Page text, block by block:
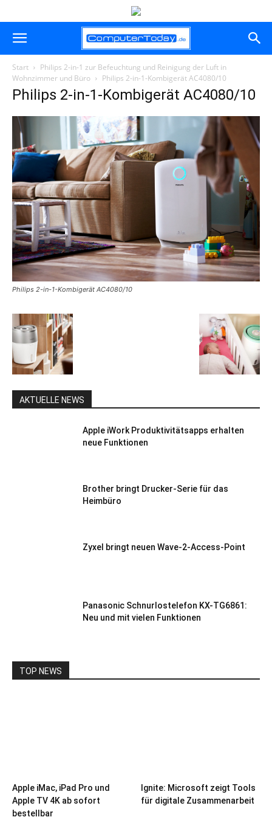
Start
Philips 2-in-1 zur Befeuchtung und Reinigung der Luft in
Wohnzimmer und Büro
Philips 2-in-1-Kombigerät AC4080/10
Philips 2-in-1-Kombigerät AC4080/10
Philips 2-in-1-Kombigerät AC4080/10
AKTUELLE NEWS
Apple iWork Produktivitätsapps erhalten
neue Funktionen
Brother bringt Drucker-Serie für das
Heimbüro
Zyxel bringt neuen Wave-2-Access-Point
Panasonic Schnurlostelefon KX-TG6861:
Neu und mit vielen Funktionen
TOP NEWS
Apple iMac, iPad Pro und
Apple TV 4K ab sofort
bestellbar
Ignite: Microsoft zeigt Tools
für digitale Zusammenarbeit